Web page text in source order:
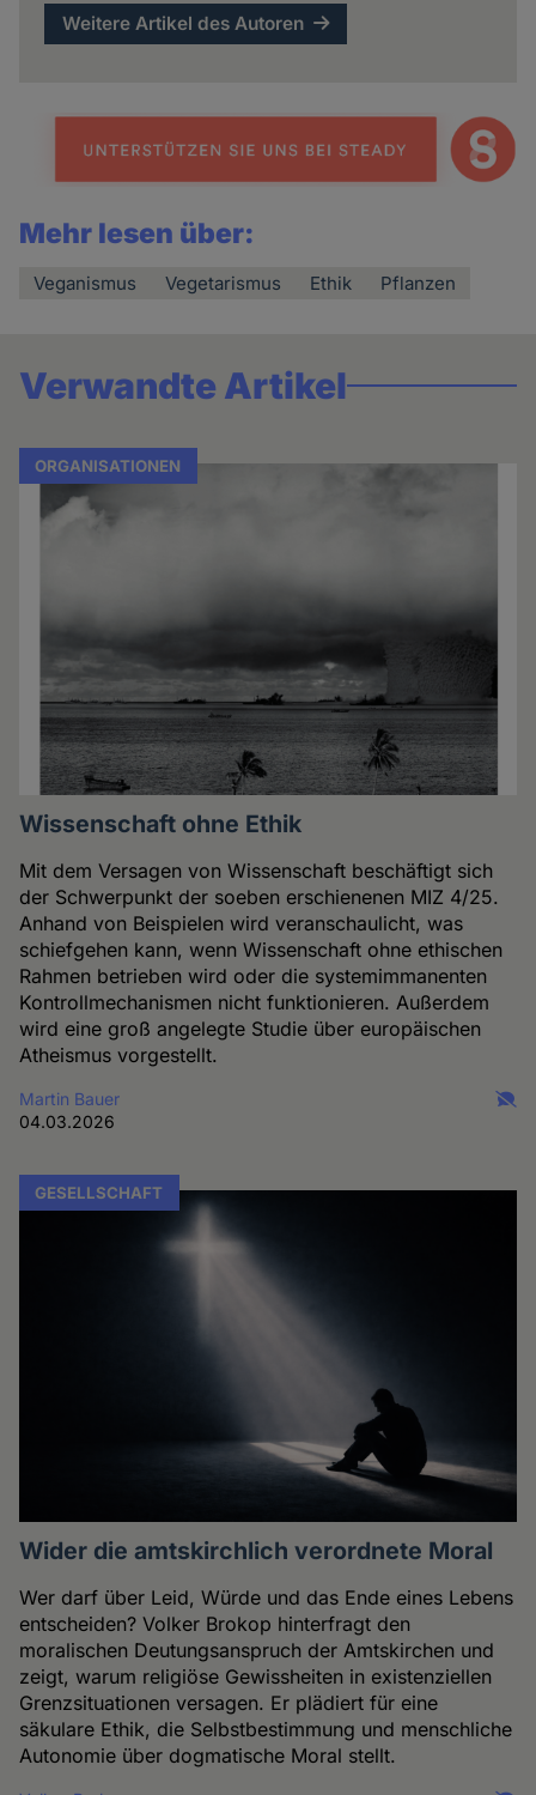
Weitere Artikel des Autoren
Mehr lesen über:
Veganismus Vegetarismus Ethik Pflanzen
Verwandte Artikel
ORGANISATIONEN
Wissenschaft ohne Ethik
Mit dem Versagen von Wissenschaft beschäftigt sich
der Schwerpunkt der soeben erschienenen MIZ 4/25.
Anhand von Beispielen wird veranschaulicht, was
schiefgehen kann, wenn Wissenschaft ohne ethischen
Rahmen betrieben wird oder die systemimmanenten
Kontrollmechanismen nicht funktionieren. Außerdem
wird eine groß angelegte Studie über europäischen
Atheismus vorgestellt.
Martin Bauer
04.03.2026
GESELLSCHAFT
Wider die amtskirchlich verordnete Moral
Wer darf über Leid, Würde und das Ende eines Lebens
entscheiden? Volker Brokop hinterfragt den
moralischen Deutungsanspruch der Amtskirchen und
zeigt, warum religiöse Gewissheiten in existenziellen
Grenzsituationen versagen. Er plädiert für eine
säkulare Ethik, die Selbstbestimmung und menschliche
Autonomie über dogmatische Moral stellt.